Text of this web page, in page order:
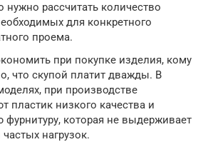
нужно рассчитать количество
для конкретного
проема.
при покупке изделия, кому
что скупой платит дважды. В
при производстве
пластик низкого качества и
фурнитуру, которая не выдерживает
нагрузок.